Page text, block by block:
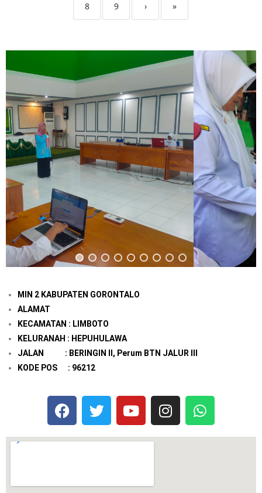
8 9 › »
MIN 2 KABUPATEN GORONTALO
ALAMAT
KECAMATAN : LIMBOTO
KELURANAH : HEPUHULAWA
JALAN : BERINGIN II, Perum BTN JALUR III
KODE POS : 96212